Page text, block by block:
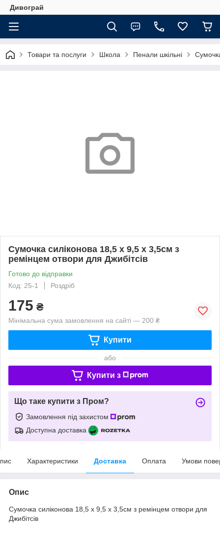
Дивограй
Товари та послуги Школа Пенали шкільні
Сумочка силіконова 18,5 х 9,5 х 3,5см з
ремінцем отвори для Джибітсів
Готово до відправки
Код: 25-1
Роздріб
175 ₴
Мінімальна сума замовлення на сайті — 200 ₴
Купити
або
Купити з
Що таке купити з Пром?
Замовлення під захистом
Доступна доставка
Характеристики Доставка Оплата Умови
Опис
Сумочка силіконова 18,5 х 9,5 х 3,5см з ремінцем отвори для
Джибітсів